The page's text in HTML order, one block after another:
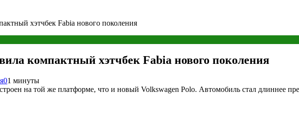
хэтчбек Fabia нового поколения
компактный хэтчбек Fabia нового поколения
01 минуты
на той же платформе, что и новый Volkswagen Polo. Автомобиль стал длиннее